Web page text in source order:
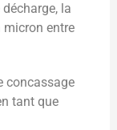
la
micron entre
concassage
tant que